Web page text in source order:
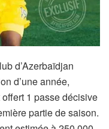
d’Azerbaïdjan
d’une année,
1 passe décisive
partie de saison.